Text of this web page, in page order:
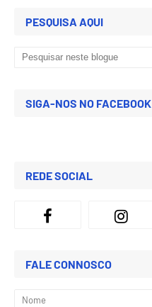
PESQUISA AQUI
SIGA-NOS NO FACEBOOK
REDE SOCIAL
FALE CONNOSCO